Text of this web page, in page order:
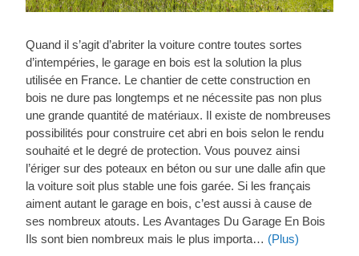
Quand il s’agit d’abriter la voiture contre toutes sortes
d’intempéries, le garage en bois est la solution la plus
utilisée en France. Le chantier de cette construction en
bois ne dure pas longtemps et ne nécessite pas non plus
une grande quantité de matériaux. Il existe de nombreuses
possibilités pour construire cet abri en bois selon le rendu
souhaité et le degré de protection. Vous pouvez ainsi
l’ériger sur des poteaux en béton ou sur une dalle afin que
la voiture soit plus stable une fois garée. Si les français
aiment autant le garage en bois, c’est aussi à cause de
ses nombreux atouts. Les Avantages Du Garage En Bois
Ils sont bien nombreux mais le plus importa… (Plus)